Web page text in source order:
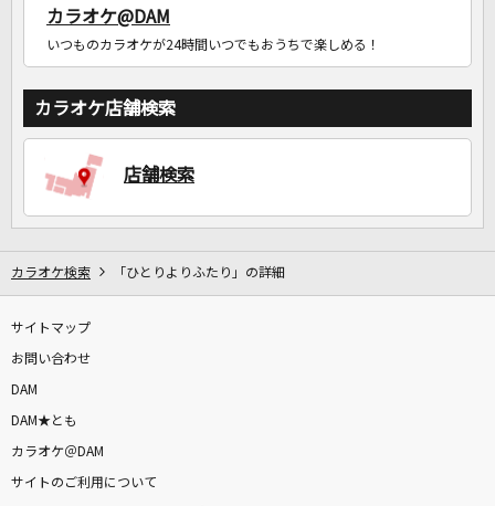
カラオケ@DAM
いつものカラオケが24時間いつでもおうちで楽しめる！
カラオケ店舗検索
店舗検索
カラオケ検索 「ひとりよりふたり」の詳細
サイトマップ
お問い合わせ
DAM
DAM★とも
カラオケ＠DAM
サイトのご利用について